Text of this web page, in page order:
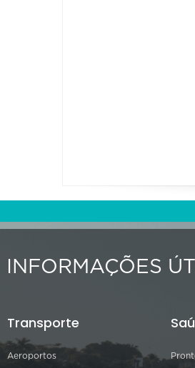
INFORMAÇÕES
Transporte
Aeroportos